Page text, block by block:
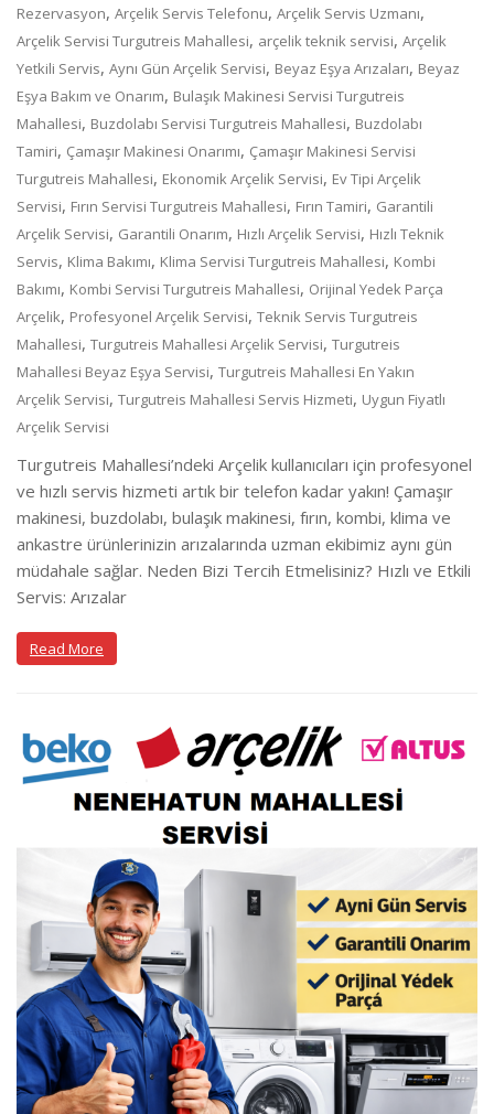
Rezervasyon, Arçelik Servis Telefonu, Arçelik Servis Uzmanı,
Arçelik Servisi Turgutreis Mahallesi, arçelik teknik servisi, Arçelik
Yetkili Servis, Aynı Gün Arçelik Servisi, Beyaz Eşya Arızaları, Beyaz
Eşya Bakım ve Onarım, Bulaşık Makinesi Servisi Turgutreis
Mahallesi, Buzdolabı Servisi Turgutreis Mahallesi, Buzdolabı
Tamiri, Çamaşır Makinesi Onarımı, Çamaşır Makinesi Servisi
Turgutreis Mahallesi, Ekonomik Arçelik Servisi, Ev Tipi Arçelik
Servisi, Fırın Servisi Turgutreis Mahallesi, Fırın Tamiri, Garantili
Arçelik Servisi, Garantili Onarım, Hızlı Arçelik Servisi, Hızlı Teknik
Servis, Klima Bakımı, Klima Servisi Turgutreis Mahallesi, Kombi
Bakımı, Kombi Servisi Turgutreis Mahallesi, Orijinal Yedek Parça
Arçelik, Profesyonel Arçelik Servisi, Teknik Servis Turgutreis
Mahallesi, Turgutreis Mahallesi Arçelik Servisi, Turgutreis
Mahallesi Beyaz Eşya Servisi, Turgutreis Mahallesi En Yakın
Arçelik Servisi, Turgutreis Mahallesi Servis Hizmeti, Uygun Fiyatlı
Arçelik Servisi
Turgutreis Mahallesi’ndeki Arçelik kullanıcıları için profesyonel
ve hızlı servis hizmeti artık bir telefon kadar yakın! Çamaşır
makinesi, buzdolabı, bulaşık makinesi, fırın, kombi, klima ve
ankastre ürünlerinizin arızalarında uzman ekibimiz aynı gün
müdahale sağlar. Neden Bizi Tercih Etmelisiniz? Hızlı ve Etkili
Servis: Arızalar
Read More